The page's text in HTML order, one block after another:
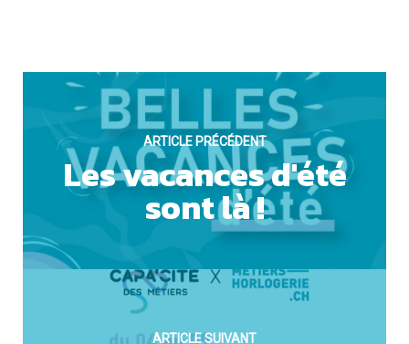
ARTICLE PRÉCÉDENT
Les vacances d'été
sont là !
ARTICLE SUIVANT